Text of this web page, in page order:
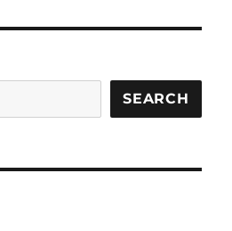
dari
Terpencil
SEARCH